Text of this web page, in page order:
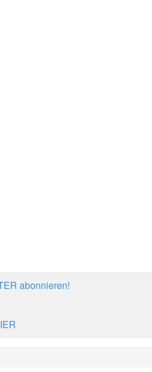
abonnieren!